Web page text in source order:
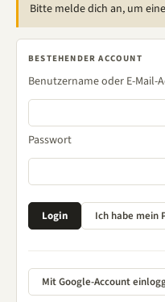
Bitte melde dich an, um
BESTEHENDER ACCOUNT
Benutzername oder E-Mail-
Passwort
Mit Google-Account